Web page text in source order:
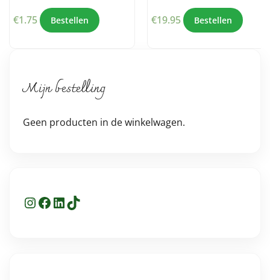
€1.75 Bestellen €19.95 Bestellen
Mijn bestelling
Geen producten in de winkelwagen.
Instagram
Facebook
LinkedIn
TikTok